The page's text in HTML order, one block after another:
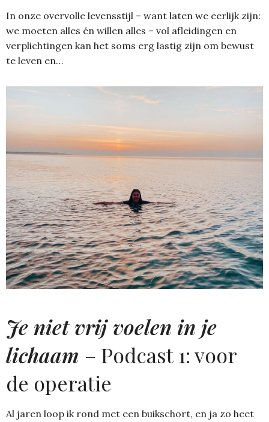
In onze overvolle levensstijl – want laten we eerlijk zijn:
we moeten alles én willen alles – vol afleidingen en
verplichtingen kan het soms erg lastig zijn om bewust
te leven en…
Je niet vrij voelen in je
lichaam – Podcast 1: voor
de operatie
Al jaren loop ik rond met een buikschort, en ja zo heet